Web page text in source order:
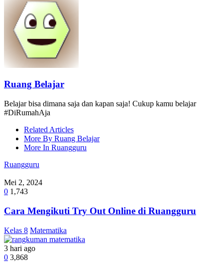
Ruang Belajar
Belajar bisa dimana saja dan kapan saja! Cukup kamu belajar
#DiRumahAja
Related Articles
More By Ruang Belajar
More In Ruangguru
Ruangguru
Mei 2, 2024
0 1,743
Cara Mengikuti Try Out Online di Ruangguru
Kelas 8 Matematika
3 hari ago
0 3,868